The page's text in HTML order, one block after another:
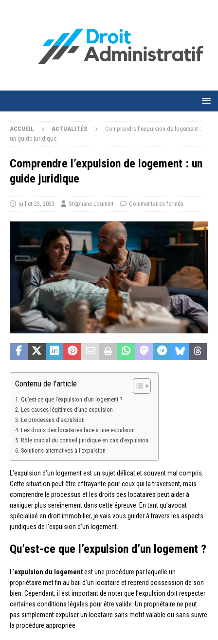
ACCUEIL ACTUALITÉS
Comprendre l’expulsion de logement :
un guide juridique
Comprendre l’expulsion de logement : un
guide juridique
juillet 23, 2023 Stéphane Loumint Commentaires fermés
Contenu de l'article
Qu’est-ce que l’expulsion d’un logement ?
Les causes légitimes d’une expulsion
Le processus d’expulsion
Les droits des locataires face à une expulsion
Rôle crucial du conseil juridique en cas d’expulsion
Solutions alternatives à l’expulsion
L’expulsion d’un logement est un sujet délicat et souvent mal compris.
Cette situation peut être effrayante pour ceux qui la traversent, mais
comprendre le processus et les droits des locataires peut aider à
naviguer plus sereinement dans cette épreuve. En tant qu’avocat
spécialisé en droit immobilier, je vais vous guider à travers les aspects
juridiques de l’expulsion d’un logement.
Qu’est-ce que l’expulsion d’un logement ?
L’expulsion du logementest une procédure par laquelle un
propriétaire met fin au bail d’un locataire et reprend possession de son
bien. Cependant, il est important de noter que l’expulsion doit respecter
certaines conditions légales pour être valide. Un propriétaire ne peut
pas simplement expulser un locataire sans motif valable ou sans suivre
la procédure appropriée.